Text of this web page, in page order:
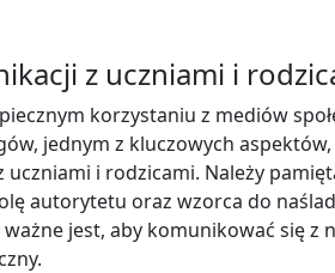
z uczniami i
korzystaniu z mediów
jednym z kluczowych
i rodzicami. Należy
autorytetu oraz wzorca do
jest, aby komunikować się z